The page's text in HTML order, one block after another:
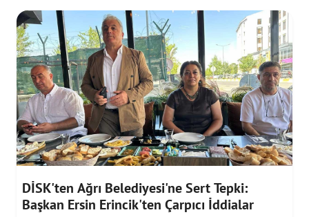
DİSK'ten Ağrı Belediyesi'ne Sert Tepki:
Başkan Ersin Erincik'ten Çarpıcı İddialar